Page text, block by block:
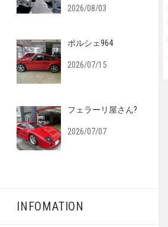
2026/08/03
ポルシェ964
2026/07/15
フェラーリ屋さん?
2026/07/07
INFOMATION